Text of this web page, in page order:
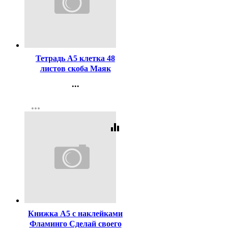
Тетрадь А5 клетка 48
листов скоба Маяк
Б2
...
Регистрация
more_horiz
equalizer
Книжка А5 с наклейками
Фламинго Сделай своего